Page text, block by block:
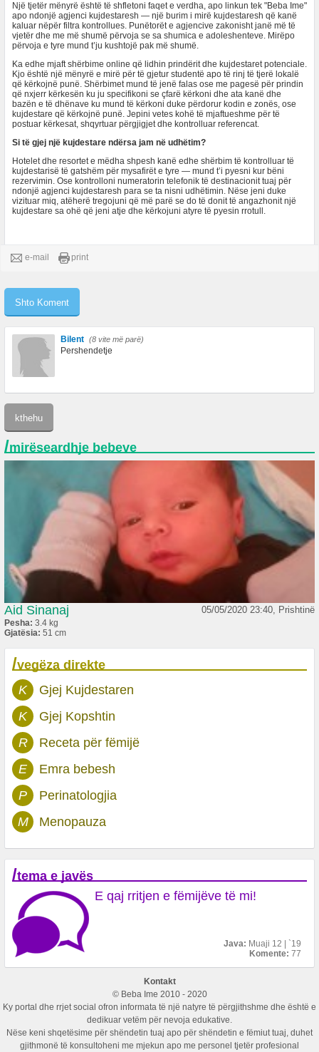
Një tjetër mënyrë është të shfletoni faqet e verdha, apo linkun tek "Beba Ime"
apo ndonjë agjenci kujdestaresh — një burim i mirë kujdestaresh që kanë
kaluar nëpër filtra kontrollues. Punëtorët e agjencive zakonisht janë më të
vjetër dhe me më shumë përvoja se sa shumica e adoleshenteve. Mirëpo
përvoja e tyre mund t’ju kushtojë pak më shumë.
Ka edhe mjaft shërbime online që lidhin prindërit dhe kujdestaret potenciale.
Kjo është një mënyrë e mirë për të gjetur studentë apo të rinj të tjerë lokalë
që kërkojnë punë. Shërbimet mund të jenë falas ose me pagesë për prindin
që nxjerr kërkesën ku ju specifikoni se çfarë kërkoni dhe ata kanë dhe
bazën e të dhënave ku mund të kërkoni duke përdorur kodin e zonës, ose
kujdestare që kërkojnë punë. Jepini vetes kohë të mjaftueshme për të
postuar kërkesat, shqyrtuar përgjigjet dhe kontrolluar referencat.
Si të gjej një kujdestare ndërsa jam në udhëtim?
Hotelet dhe resortet e mëdha shpesh kanë edhe shërbim të kontrolluar të
kujdestarisë të gatshëm për mysafirët e tyre — mund t’i pyesni kur bëni
rezervimin. Ose kontrolloni numeratorin telefonik të destinacionit tuaj për
ndonjë agjenci kujdestaresh para se ta nisni udhëtimin. Nëse jeni duke
vizituar miq, atëherë tregojuni që më parë se do të donit të angazhonit një
kujdestare sa ohë që jeni atje dhe kërkojuni atyre të pyesin rrotull.
e-mail print
Bilent (8 vite më parë)
Pershendetje
/mirëseardhje bebeve
Aid Sinanaj 05/05/2020 23:40, Prishtinë
Pesha: 3.4 kg
Gjatësia: 51 cm
/vegëza direkte
K
Gjej Kujdestaren
K
Gjej Kopshtin
R
Receta për fëmijë
E
Emra bebesh
P
Perinatologjia
M
Menopauza
/tema e javës
E qaj rritjen e fëmijëve të mi!
Java: Muaji 12 | `19
Komente: 77
Kontakt
© Beba Ime 2010 - 2020
Ky portal dhe rrjet social ofron informata të një natyre të përgjithshme dhe është e
dedikuar vetëm për nevoja edukative.
Nëse keni shqetësime për shëndetin tuaj apo për shëndetin e fëmiut tuaj, duhet
gjithmonë të konsultoheni me mjekun apo me personel tjetër profesional